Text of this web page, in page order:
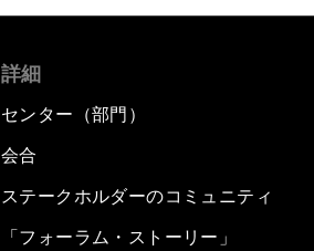
詳細
センター（部門）
会合
ステークホルダーのコミュニティ
「フォーラム・ストーリー」